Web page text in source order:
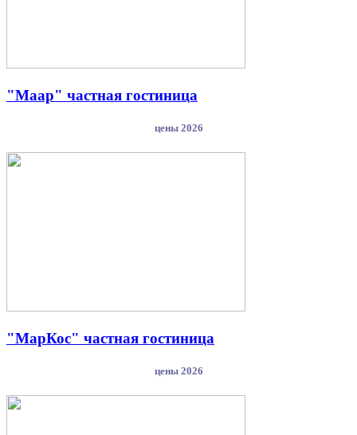
"Маар" частная гостиница
цены 2026
"МарКос" частная гостиница
цены 2026